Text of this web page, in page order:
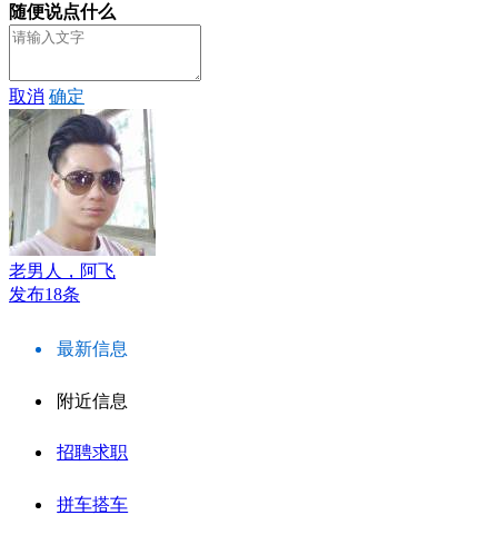
随便说点什么
取消 确定
老男人，阿飞
发布18条
最新信息
附近信息
招聘求职
拼车搭车